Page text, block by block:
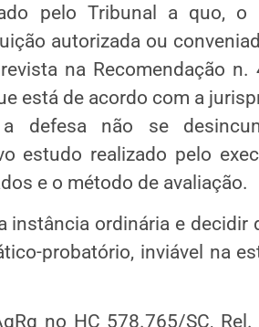
pelo Tribunal a quo, o
autorizada ou
na Recomendação n.
está de acordo com a
defesa não se
estudo realizado pelo
e o método de avaliação.
instância ordinária e decidir
probatório, inviável na
no HC 578.765/SC,